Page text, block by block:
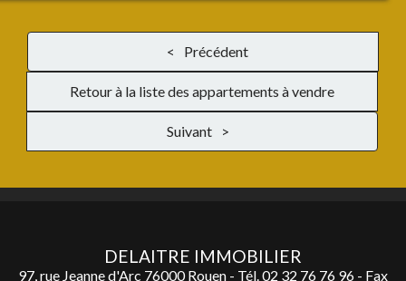
Précédent
Retour à la liste des appartements à vendre
Suivant
DELAITRE IMMOBILIER
97, rue Jeanne d'Arc 76000 Rouen - Tél.02 32 76 76 96 - Fax